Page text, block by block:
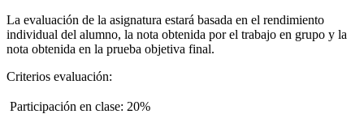
La evaluación de la asignatura estará basada en el rendimiento
individual del alumno, la nota obtenida por el trabajo en grupo y la
nota obtenida en la prueba objetiva final.
Criterios evaluación:
 Participación en clase: 20%